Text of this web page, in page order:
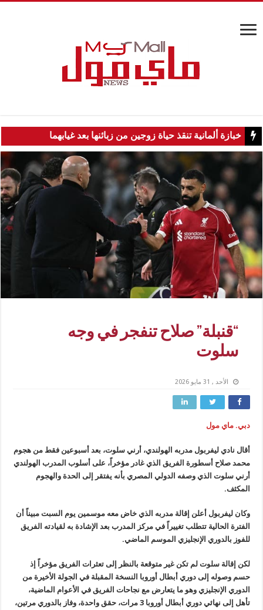
خبازة ألمانية تنقذ حياة زوجين من زبائنها بعد غيابهما
“قنبلة” صلاح تنفجر في وجه
سلوت
الأحد , 31 مايو 2026
دبي. ماي مول
أقال نادي ليفربول مدربه الهولندي، أرني سلوت، بعد أسبوعين فقط من هجوم
محمد صلاح أسطورة الفريق الذي غادر مؤخراً، على أسلوب المدرب الهولندي
أرني سلوت الذي وصفه الدولي المصري بأنه يفتقر إلى الحدة والهجوم
المكثف.
وكان ليفربول أعلن إقالة مدربه الذي خاض معه موسمين يوم السبت مبيناً أن
الفترة الحالية تتطلب تغييراً في مركز المدرب بعد الإشادة به لقيادته الفريق
للفوز بالدوري الإنجليزي الموسم الماضي.
لكن إقالة سلوت لم تكن غير متوقعة بالنظر إلى تعثرات الفريق مؤخراً إذ
حسم وصوله إلى دوري أبطال أوروبا النسخة المقبلة في الجولة الأخيرة من
الدوري الإنجليزي وهو ما يتعارض مع نجاحات الفريق في الأعوام الماضية،
تأهل إلى نهائي دوري أبطال أوروبا 3 مرات، حقق واحدة، وفاز بالدوري مرتين،